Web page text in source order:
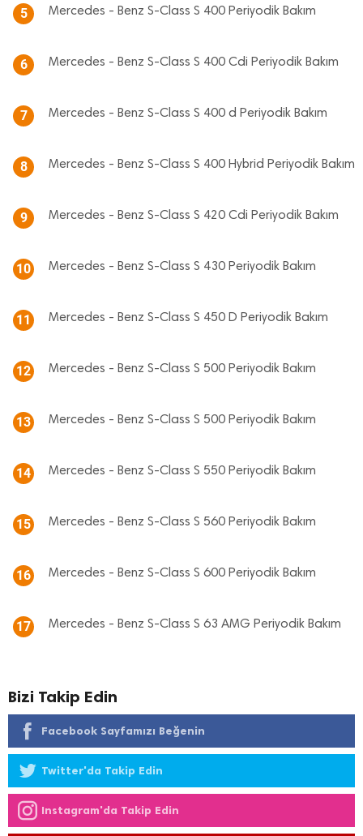
5 Mercedes - Benz S-Class S 400 Periyodik Bakım
6 Mercedes - Benz S-Class S 400 Cdi Periyodik Bakım
7 Mercedes - Benz S-Class S 400 d Periyodik Bakım
8 Mercedes - Benz S-Class S 400 Hybrid Periyodik Bakım
9 Mercedes - Benz S-Class S 420 Cdi Periyodik Bakım
10 Mercedes - Benz S-Class S 430 Periyodik Bakım
11 Mercedes - Benz S-Class S 450 D Periyodik Bakım
12 Mercedes - Benz S-Class S 500 Periyodik Bakım
13 Mercedes - Benz S-Class S 500 Periyodik Bakım
14 Mercedes - Benz S-Class S 550 Periyodik Bakım
15 Mercedes - Benz S-Class S 560 Periyodik Bakım
16 Mercedes - Benz S-Class S 600 Periyodik Bakım
17 Mercedes - Benz S-Class S 63 AMG Periyodik Bakım
Bizi Takip Edin
Facebook Sayfamızı Beğenin
Twitter'da Takip Edin
Instagram'da Takip Edin